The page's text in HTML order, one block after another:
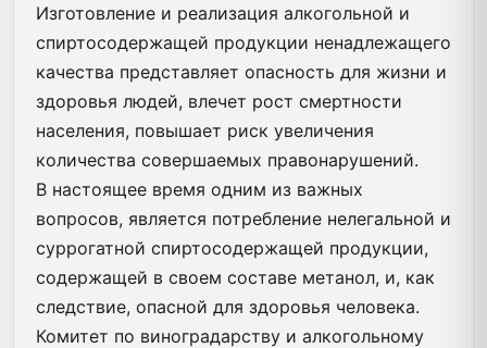
Изготовление и реализация алкогольной и
спиртосодержащей продукции ненадлежащего
качества представляет опасность для жизни и
здоровья людей, влечет рост смертности
населения, повышает риск увеличения
количества совершаемых правонарушений.
В настоящее время одним из важных
вопросов, является потребление нелегальной и
суррогатной спиртосодержащей продукции,
содержащей в своем составе метанол, и, как
следствие, опасной для здоровья человека.
Комитет по виноградарству и алкогольному